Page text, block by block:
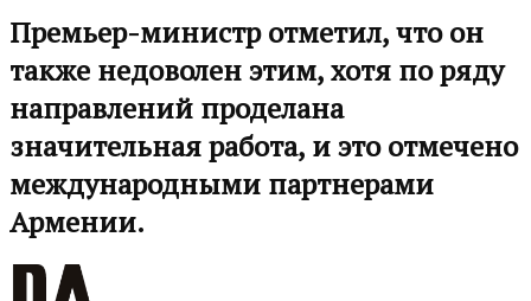
Премьер-министр отметил, что он
также недоволен этим, хотя по ряду
направлений проделана
значительная работа, и это отмечено
международными партнерами
Армении.